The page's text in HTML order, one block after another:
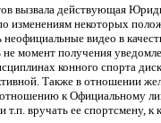
вызвала действующая
изменениям некоторых
видео в
момент получения
конного спорта
Также в отношении
к Официальному
т.п. вручать ее спортсмену,